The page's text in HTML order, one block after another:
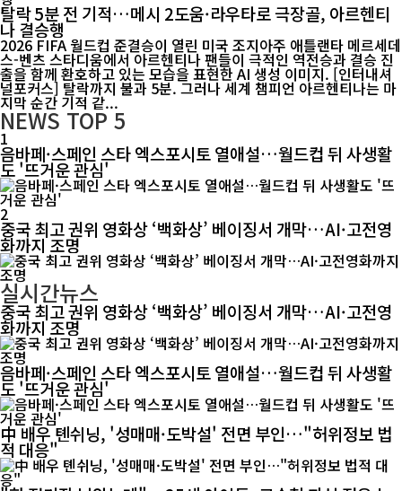
탈락 5분 전 기적…메시 2도움·라우타로 극장골, 아르헨티
나 결승행
2026 FIFA 월드컵 준결승이 열린 미국 조지아주 애틀랜타 메르세데
스-벤츠 스타디움에서 아르헨티나 팬들이 극적인 역전승과 결승 진
출을 함께 환호하고 있는 모습을 표현한 AI 생성 이미지. [인터내셔
널포커스] 탈락까지 불과 5분. 그러나 세계 챔피언 아르헨티나는 마
지막 순간 기적 같...
NEWS TOP 5
1
음바페·스페인 스타 엑스포시토 열애설…월드컵 뒤 사생활
도 '뜨거운 관심'
2
중국 최고 권위 영화상 ‘백화상’ 베이징서 개막…AI·고전영
화까지 조명
실시간뉴스
중국 최고 권위 영화상 ‘백화상’ 베이징서 개막…AI·고전영
화까지 조명
음바페·스페인 스타 엑스포시토 열애설…월드컵 뒤 사생활
도 '뜨거운 관심'
中 배우 톈쉬닝, '성매매·도박설' 전면 부인…"허위정보 법
적 대응"